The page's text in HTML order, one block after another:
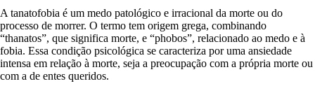
A tanatofobia é um medo patológico e irracional da morte ou do
processo de morrer. O termo tem origem grega, combinando
“thanatos”, que significa morte, e “phobos”, relacionado ao medo e à
fobia. Essa condição psicológica se caracteriza por uma ansiedade
intensa em relação à morte, seja a preocupação com a própria morte ou
com a de entes queridos.